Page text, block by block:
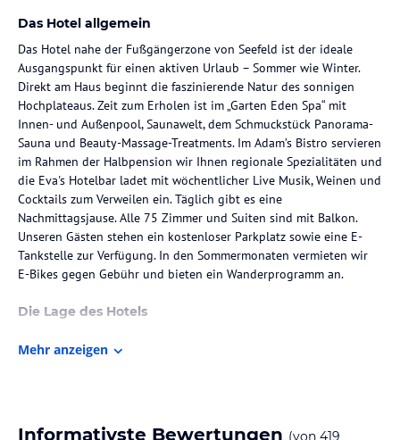
Das Hotel allgemein
Das Hotel nahe der Fußgängerzone von Seefeld ist der ideale
Ausgangspunkt für einen aktiven Urlaub – Sommer wie Winter.
Direkt am Haus beginnt die faszinierende Natur des sonnigen
Hochplateaus. Zeit zum Erholen ist im „Garten Eden Spa“ mit
Innen- und Außenpool, Saunawelt, dem Schmuckstück Panorama-
Sauna und Beauty-Massage-Treatments. Im Adam’s Bistro servieren
im Rahmen der Halbpension wir Ihnen regionale Spezialitäten und
die Eva's Hotelbar ladet mit wöchentlicher Live Musik, Weinen und
Cocktails zum Verweilen ein. Täglich gibt es eine
Nachmittagsjause. Alle 75 Zimmer und Suiten sind mit Balkon.
Unseren Gästen stehen ein kostenloser Parkplatz sowie eine E-
Tankstelle zur Verfügung. In den Sommermonaten vermieten wir
E-Bikes gegen Gebühr und bieten ein Wanderprogramm an.
Die Lage des Hotels
umgeben von der atemberaubenden Tiroler Bergwelt. Die
beeindruckende Sehenswürdigkeiten sowie vielfältige Einkaufs-
Mehr anzeigen
Informativste Bewertungen (von 419